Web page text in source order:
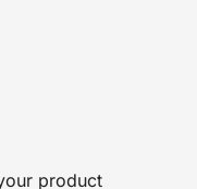
product